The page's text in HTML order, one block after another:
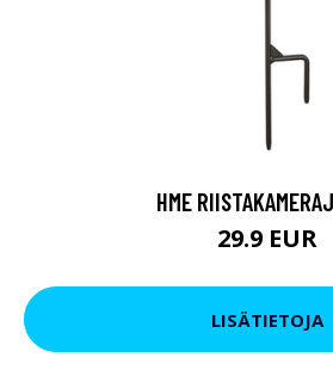
HME
29.9 EUR
LISÄTIETOJA